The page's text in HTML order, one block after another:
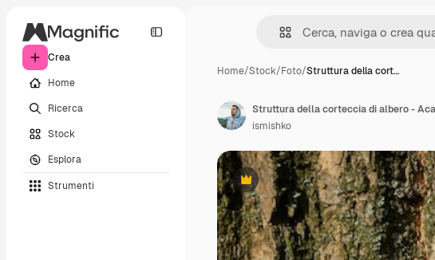
Crea
Home
Ricerca
Stock
Esplora
Strumenti
Home/Stock/Foto/Struttura della cort…
Premium
ismishko